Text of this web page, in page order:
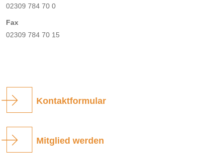
02309 784 70 0
Fax
02309 784 70 15
Kontaktformular
Mitglied werden